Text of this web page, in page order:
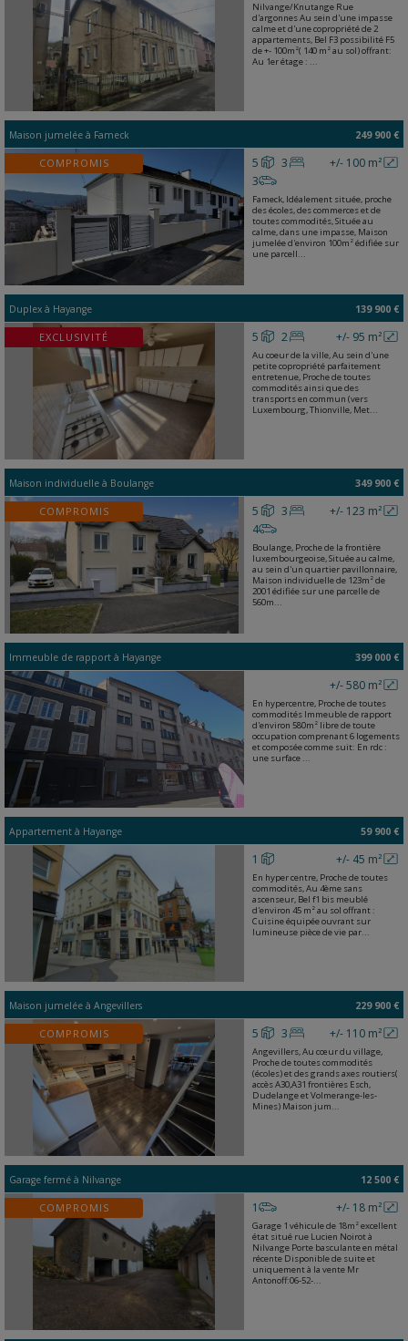
Nilvange/Knutange Rue
d'argonnes Au sein d'une impasse
calme et d'une copropriété de 2
appartements, Bel F3 possibilité F5
de +- 100m²( 140 m² au sol) offrant:
Au 1er étage : ...
Maison jumelée à Fameck 249 900 €
COMPROMIS +/- 100 m²
5
3
3
Fameck, Idéalement située, proche
des écoles, des commerces et de
toutes commodités, Située au
calme, dans une impasse, Maison
jumelée d'environ 100m² édifiée sur
une parcell...
Duplex à Hayange 139 900 €
EXCLUSIVITÉ +/- 95 m²
5 2
Au coeur de la ville, Au sein d'une
petite copropriété parfaitement
entretenue, Proche de toutes
commodités ainsi que des
transports en commun (vers
Luxembourg, Thionville, Met...
Maison individuelle à Boulange 349 900 €
COMPROMIS +/- 123 m²
5
3
4
Boulange, Proche de la frontière
luxembourgeoise, Située au calme,
au sein d'un quartier pavillonnaire,
Maison individuelle de 123m² de
2001 édifiée sur une parcelle de
560m...
Immeuble de rapport à Hayange 399 000 €
+/- 580 m²
En hypercentre, Proche de toutes
commodités Immeuble de rapport
d'environ 580m² libre de toute
occupation comprenant 6 logements
et composée comme suit: En rdc :
une surface ...
Appartement à Hayange 59 900 €
+/- 45 m²
1
En hyper centre, Proche de toutes
commodités, Au 4ème sans
ascenseur, Bel f1 bis meublé
d'environ 45 m² au sol offrant :
Cuisine équipée ouvrant sur
lumineuse pièce de vie par...
Maison jumelée à Angevillers 229 900 €
COMPROMIS +/- 110 m²
5 3
Angevillers, Au cœur du village,
Proche de toutes commodités
(écoles) et des grands axes routiers(
accès A30,A31 frontières Esch,
Dudelange et Volmerange-les-
Mines) Maison jum...
Garage fermé à Nilvange 12 500 €
COMPROMIS +/- 18 m²
1
Garage 1 véhicule de 18m² excellent
état situé rue Lucien Noirot à
Nilvange Porte basculante en métal
récente Disponible de suite et
uniquement à la vente Mr
Antonoff:06-52-...